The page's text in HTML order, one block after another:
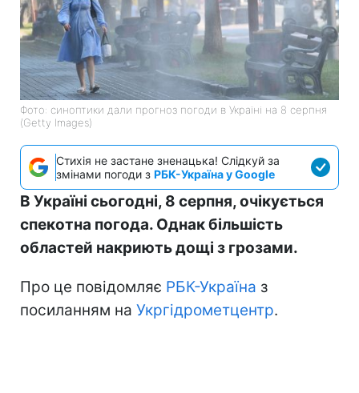
Фото: синоптики дали прогноз погоди в Україні на 8 серпня
(Getty Images)
Стихія не застане зненацька! Слідкуй за
змінами погоди з РБК-Україна у Google
В Україні сьогодні, 8 серпня, очікується
спекотна погода. Однак більшість
областей накриють дощі з грозами.
Про це повідомляє РБК-Україна з
посиланням на Укргідрометцентр.